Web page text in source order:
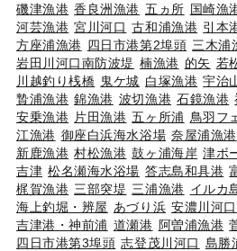
磯津漁港 香良洲漁港 五ヵ所 国崎漁
河芸漁港 宮川河口 古和浦漁港 引本
方座浦漁港 四日市港第2埠頭 三木浦
岩田川河口南防波堤 楠漁港 的矢 若
川越釣り桟橋 鬼ケ城 白塚漁港 宇治
贄浦漁港 錦漁港 波切漁港 石鏡漁港
安乗漁港 片田漁港 五ヶ所浦 鳥羽フ
江漁港 御座白浜海水浴場 奈屋浦漁港
新鹿漁港 村松漁港 鼓ヶ浦海岸 津ボ
吉津 松名瀬海水浴場 答志島和具港
梶賀漁港 三部突堤 三浦漁港 イルカ
海上釣堀・辨屋 あづり浜 安濃川河口
吉津港・神前浦 道瀬港 阿曽浦漁港
四日市港第3埠頭 志登茂川河口 島勝